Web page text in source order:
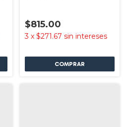
$815.00
3 x $271.67 sin intereses